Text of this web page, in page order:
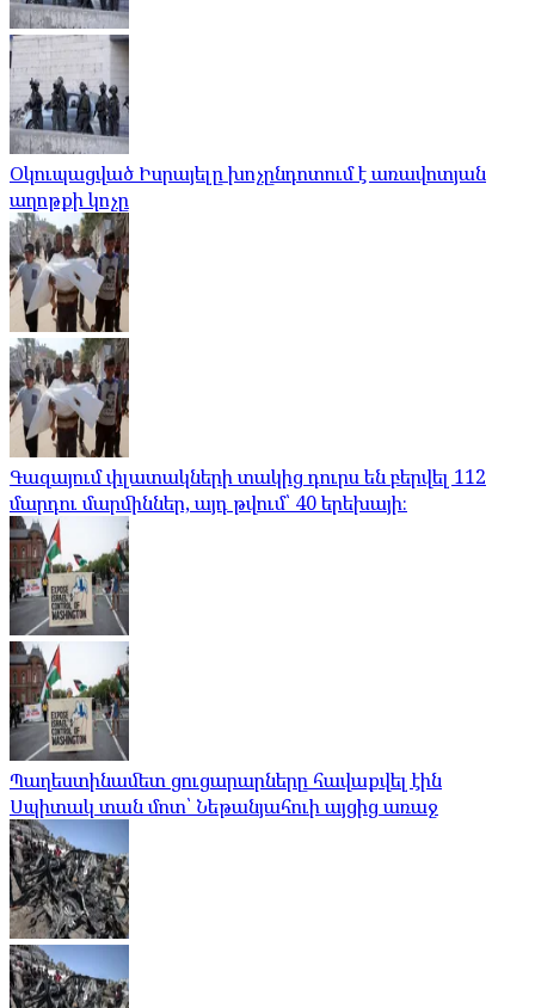
Օկուպացված Իսրայելը խոչընդոտում է առավոտյան
աղոթքի կոչը
Գազայում փլատակների տակից դուրս են բերվել 112
մարդու մարմիններ, այդ թվում՝ 40 երեխայի։
Պաղեստինամետ ցուցարարները հավաքվել էին
Սպիտակ տան մոտ՝ Նեթանյահուի այցից առաջ